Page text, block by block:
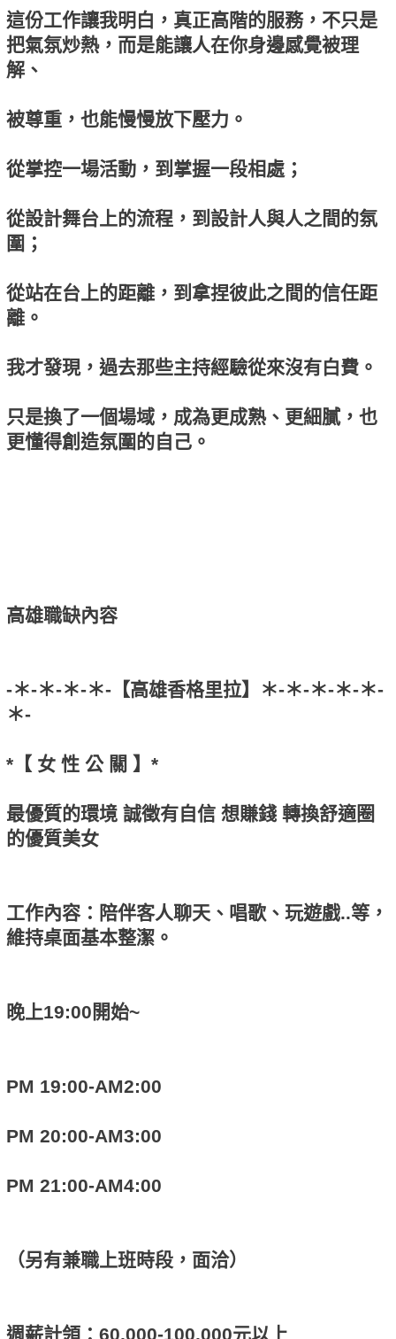
這份工作讓我明白，真正高階的服務，不只是
把氣氛炒熱，而是能讓人在你身邊感覺被理
解、
被尊重，也能慢慢放下壓力。
從掌控一場活動，到掌握一段相處；
從設計舞台上的流程，到設計人與人之間的氛
圍；
從站在台上的距離，到拿捏彼此之間的信任距
離。
我才發現，過去那些主持經驗從來沒有白費。
只是換了一個場域，成為更成熟、更細膩，也
更懂得創造氛圍的自己。
高雄職缺內容
-＊-＊-＊-＊-【高雄香格里拉】＊-＊-＊-＊-＊-
＊-
*【 女 性 公 關 】*
最優質的環境 誠徵有自信 想賺錢 轉換舒適圈
的優質美女
工作內容：陪伴客人聊天、唱歌、玩遊戲..等，
維持桌面基本整潔。
晚上19:00開始~
PM 19:00-AM2:00
PM 20:00-AM3:00
PM 21:00-AM4:00
（另有兼職上班時段，面洽）
週薪計領：60,000-100,000元以上